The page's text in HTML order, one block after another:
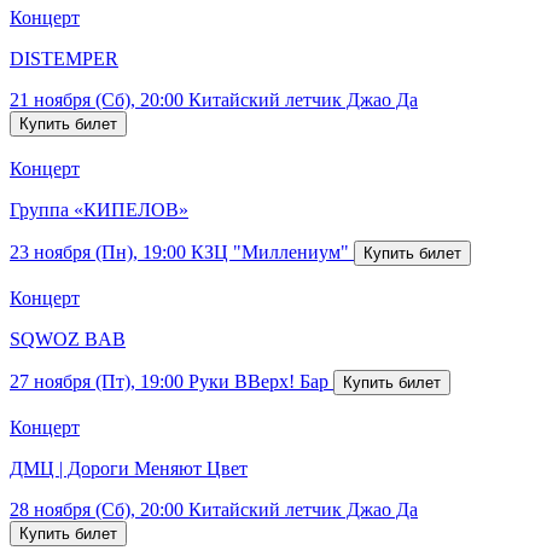
Концерт
DISTEMPER
21 ноября (Сб), 20:00 Китайский летчик Джао Да
Концерт
Группа «КИПЕЛОВ»
23 ноября (Пн), 19:00 КЗЦ "Миллениум"
Концерт
SQWOZ BAB
27 ноября (Пт), 19:00 Руки ВВерх! Бар
Концерт
ДМЦ | Дороги Меняют Цвет
28 ноября (Сб), 20:00 Китайский летчик Джао Да